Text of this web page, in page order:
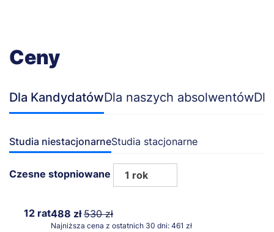
Ceny
Dla KandydatówDla naszych absolwentów
Studia niestacjonarneStudia stacjonarne
Czesne stopniowane 1 rok
12 rat488 zł530 zł
Najniższa cena z ostatnich 30 dni: 461 zł